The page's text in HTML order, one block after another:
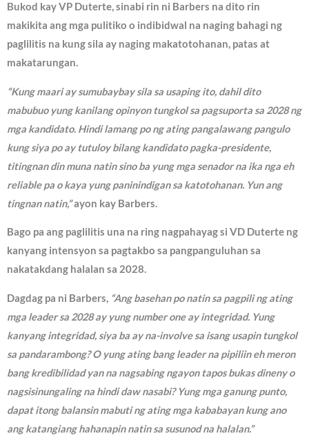
Bukod kay VP Duterte, sinabi rin ni Barbers na dito rin
makikita ang mga pulitiko o indibidwal na naging bahagi ng
paglilitis na kung sila ay naging makatotohanan, patas at
makatarungan.
“Kung maari ay sumubaybay sila sa usaping ito, dahil dito
mabubuo yung kanilang opinyon tungkol sa pagsuporta sa 2028 ng
mga kandidato. Hindi lamang po ng ating pangalawang pangulo
kung siya po ay tutuloy bilang kandidato pagka-presidente,
titingnan din muna natin sino ba yung mga senador na ika nga eh
reliable pa o kaya yung paninindigan sa katotohanan. Yun ang
tingnan natin,”ayon kay Barbers.
Bago pa ang paglilitis una na ring nagpahayag si VD Duterte ng
kanyang intensyon sa pagtakbo sa pangpanguluhan sa
nakatakdang halalan sa 2028.
Dagdag pa ni Barbers, “Ang basehan po natin sa pagpili ng ating
mga leader sa 2028 ay yung number one ay integridad. Yung
kanyang integridad, siya ba ay na-involve sa isang usapin tungkol
sa pandarambong? O yung ating bang leader na pipiliin eh meron
bang kredibilidad yan na nagsabing ngayon tapos bukas dineny o
nagsisinungaling na hindi daw nasabi? Yung mga ganung punto,
dapat itong balansin mabuti ng ating mga kababayan kung ano
ang katangiang hahanapin natin sa susunod na halalan.”